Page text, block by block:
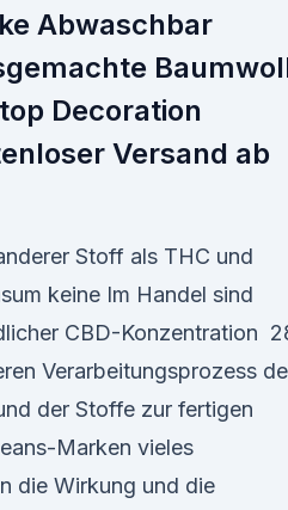
Abwaschbar
Decoration
Versand ab
Stoff als THC und
keine Im Handel sind
CBD-Konzentration
Verarbeitungsprozess
der Stoffe zur fertigen
Marken vieles
die Wirkung und die